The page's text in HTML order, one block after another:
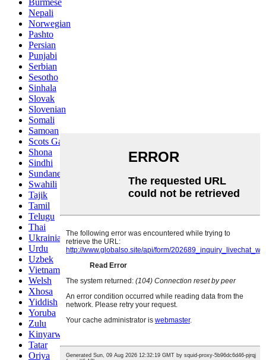
Burmese
Nepali
Norwegian
Pashto
Persian
Punjabi
Serbian
Sesotho
Sinhala
Slovak
Slovenian
Somali
Samoan
Scots Gaelic
Shona
Sindhi
Sundanese
Swahili
Tajik
Tamil
Telugu
Thai
Ukrainian
Urdu
Uzbek
Vietnamese
Welsh
Xhosa
Yiddish
Yoruba
Zulu
Kinyarwanda
Tatar
Oriya